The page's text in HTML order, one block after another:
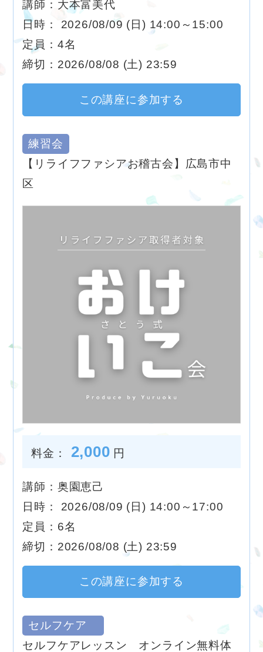
講師：大本富美代
日時： 2026/08/09 (日) 14:00～15:00
定員：4名
締切：2026/08/08 (土) 23:59
この講座に参加する
練習会
【リライフファシアお稽古会】広島市中
区
料金： 2,000 円
講師：奥園恵己
日時： 2026/08/09 (日) 14:00～17:00
定員：6名
締切：2026/08/08 (土) 23:59
この講座に参加する
セルフケア
セルフケアレッスン オンライン無料体